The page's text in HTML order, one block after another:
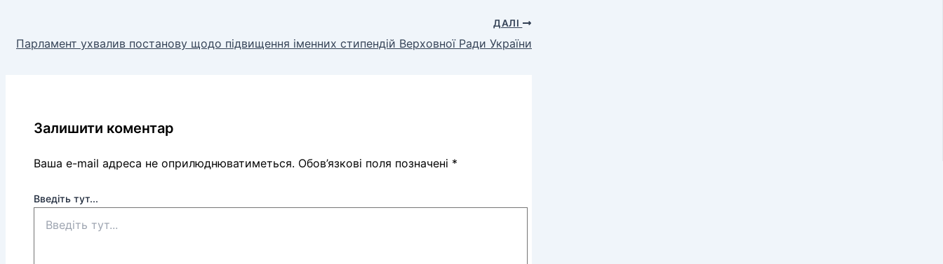
ДАЛІ
Парламент ухвалив постанову щодо підвищення іменних стипендій Верховної Ради України
Залишити коментар
Ваша e-mail адреса не оприлюднюватиметься. Обов’язкові поля позначені *
Введіть тут...